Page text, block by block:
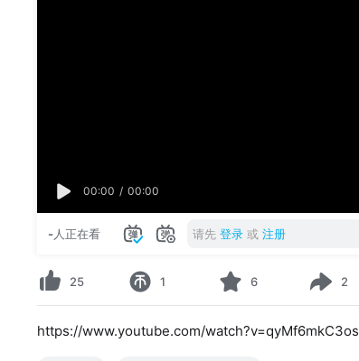
00:00 / 00:00
-人正在看 请先 登录 或 注册
25 1 6 2
https://www.youtube.com/watch?v=qyMf6mkC3os